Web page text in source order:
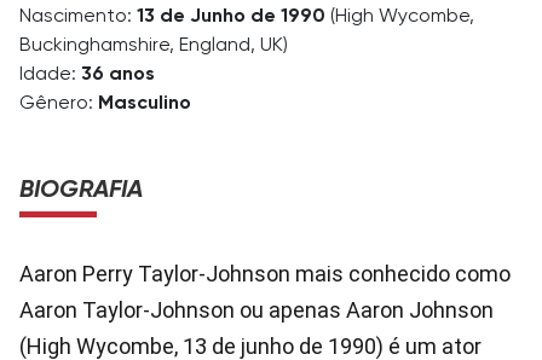
Nascimento: 13 de Junho de 1990 (High Wycombe,
Buckinghamshire, England, UK)
Idade: 36 anos
Gênero: Masculino
BIOGRAFIA
Aaron Perry Taylor-Johnson mais conhecido como
Aaron Taylor-Johnson ou apenas Aaron Johnson
(High Wycombe, 13 de junho de 1990) é um ator